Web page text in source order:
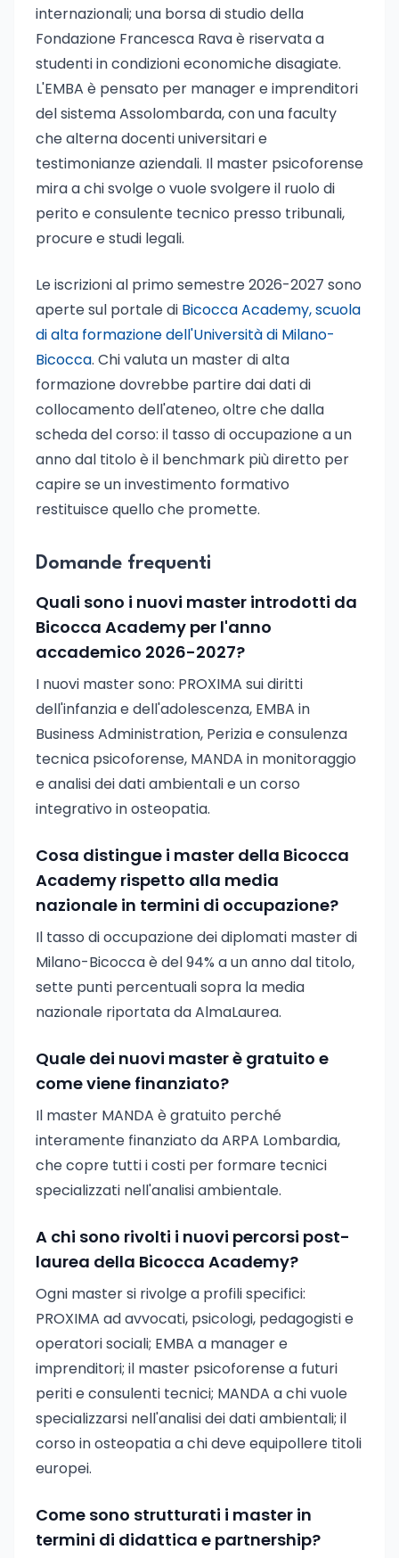
internazionali; una borsa di studio della
Fondazione Francesca Rava è riservata a
studenti in condizioni economiche disagiate.
L'EMBA è pensato per manager e imprenditori
del sistema Assolombarda, con una faculty
che alterna docenti universitari e
testimonianze aziendali. Il master psicoforense
mira a chi svolge o vuole svolgere il ruolo di
perito e consulente tecnico presso tribunali,
procure e studi legali.
Le iscrizioni al primo semestre 2026-2027 sono
aperte sul portale di Bicocca Academy, scuola
di alta formazione dell'Università di Milano-
Bicocca. Chi valuta un master di alta
formazione dovrebbe partire dai dati di
collocamento dell'ateneo, oltre che dalla
scheda del corso: il tasso di occupazione a un
anno dal titolo è il benchmark più diretto per
capire se un investimento formativo
restituisce quello che promette.
Domande frequenti
Quali sono i nuovi master introdotti da
Bicocca Academy per l'anno
accademico 2026-2027?
I nuovi master sono: PROXIMA sui diritti
dell'infanzia e dell'adolescenza, EMBA in
Business Administration, Perizia e consulenza
tecnica psicoforense, MANDA in monitoraggio
e analisi dei dati ambientali e un corso
integrativo in osteopatia.
Cosa distingue i master della Bicocca
Academy rispetto alla media
nazionale in termini di occupazione?
Il tasso di occupazione dei diplomati master di
Milano-Bicocca è del 94% a un anno dal titolo,
sette punti percentuali sopra la media
nazionale riportata da AlmaLaurea.
Quale dei nuovi master è gratuito e
come viene finanziato?
Il master MANDA è gratuito perché
interamente finanziato da ARPA Lombardia,
che copre tutti i costi per formare tecnici
specializzati nell'analisi ambientale.
A chi sono rivolti i nuovi percorsi post-
laurea della Bicocca Academy?
Ogni master si rivolge a profili specifici:
PROXIMA ad avvocati, psicologi, pedagogisti e
operatori sociali; EMBA a manager e
imprenditori; il master psicoforense a futuri
periti e consulenti tecnici; MANDA a chi vuole
specializzarsi nell'analisi dei dati ambientali; il
corso in osteopatia a chi deve equipollere titoli
europei.
Come sono strutturati i master in
termini di didattica e partnership?